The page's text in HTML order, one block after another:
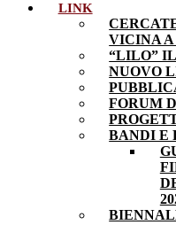
LINK
VICINA
“LILO”
NUOVO
FORUM
BANDI E